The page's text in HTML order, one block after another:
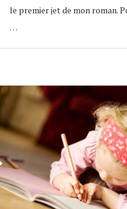
le premier jet de mon roman.
…